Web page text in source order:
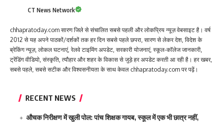
CT News Network
chhapratoday.com सारण जिले से संचालित सबसे पहली और लोकप्रिय न्यूज़ वेबसाइट है। वर्ष
2012 से यह अपने पाठकों/दर्शकों तक हर दिन सबसे पहले छपरा, सारण से लेकर देश, विदेश के
ब्रेकिंग न्यूज़, लोकल घटनाएं, रेलवे टाइमिंग अपडेट, सरकारी योजनाएं, स्कूल-कॉलेज जानकारी,
ट्रेंडिंग वीडियो, संस्कृति, त्यौहार और शहर के विकास से जुड़े हर अपडेट करती आ रही है। हर खबर,
सबसे पहले, सबसे सटीक और विश्वसनीयता के साथ केवल chhapratoday.com पर पढ़ें।
RECENT NEWS
औचक निरीक्षण में खुली पोल: पांच शिक्षक गायब, स्कूल में एक भी छात्र नहीं,